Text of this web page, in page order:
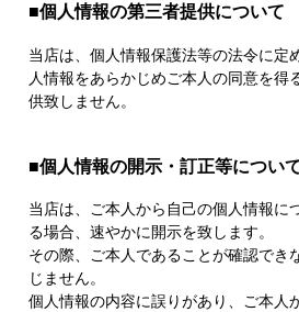
■個人情報の第三者提供について
当店は、個人情報保護法等の法令に定
人情報をあらかじめご本人の同意を得
供致しません。
■個人情報の開示・訂正等につい
当店は、ご本人から自己の個人情報に
る場合、速やかに開示を致します。
その際、ご本人であることが確認でき
じません。
個人情報の内容に誤りがあり、ご本人